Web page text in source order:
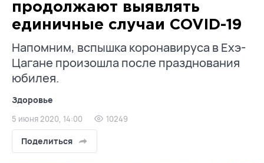
продолжают выявлять
единичные случаи COVID-19
Напомним, вспышка коронавируса в Ехэ-
Цагане произошла после празднования
юбилея.
Здоровье
5 июня 2020, 14:00 10249
Поделиться